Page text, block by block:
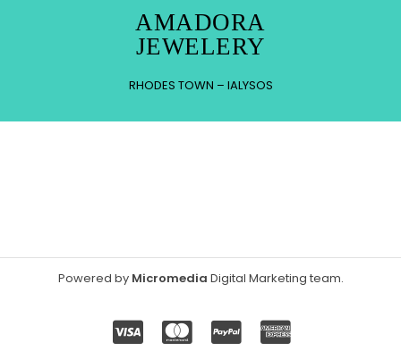
AMADORA
JEWELERY
RHODES TOWN – IALYSOS
Powered by Micromedia Digital Marketing team.